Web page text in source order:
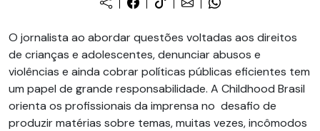
O jornalista ao abordar questões voltadas aos direitos
de crianças e adolescentes, denunciar abusos e
violências e ainda cobrar políticas públicas eficientes tem
um papel de grande responsabilidade. A Childhood Brasil
orienta os profissionais da imprensa no desafio de
produzir matérias sobre temas, muitas vezes, incômodos